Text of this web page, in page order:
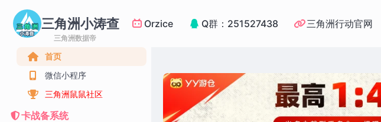
三角洲小涛查
三角洲数据帝
Orzice Q群：251527438 三角洲行动官网
首页
微信小程序
三角洲鼠鼠社区
卡战备系统